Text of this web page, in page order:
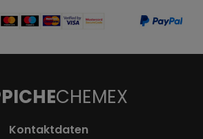
CHEMEX
Kontaktdaten